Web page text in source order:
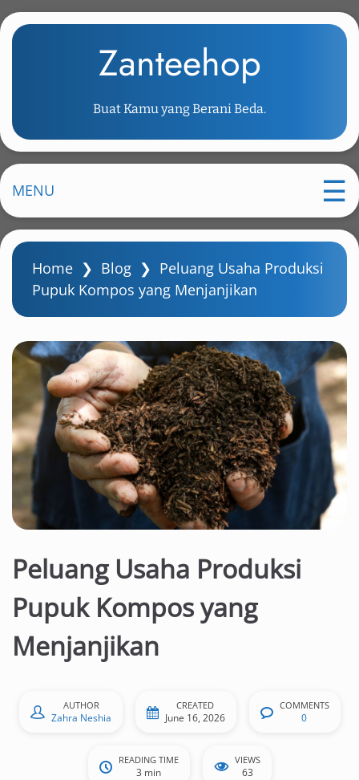
k
m
i
n
o
Zanteehop
Buat Kamu yang Berani Beda.
MENU
Home ❯ Blog ❯ Peluang Usaha Produksi
Pupuk Kompos yang Menjanjikan
Peluang Usaha Produksi
Pupuk Kompos yang
Menjanjikan
AUTHOR
Zahra Neshia
CREATED
June 16, 2026
COMMENTS
0
READING TIME
3 min
VIEWS
63